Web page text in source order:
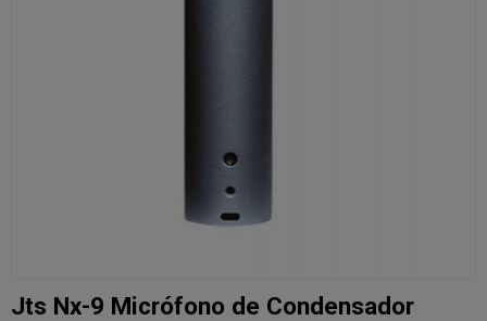
Jts Nx-9 Micrófono de Condensador